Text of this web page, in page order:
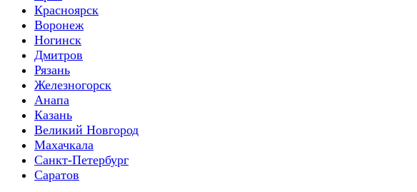
Красноярск
Воронеж
Ногинск
Дмитров
Рязань
Железногорск
Анапа
Казань
Великий Новгород
Махачкала
Санкт-Петербург
Саратов